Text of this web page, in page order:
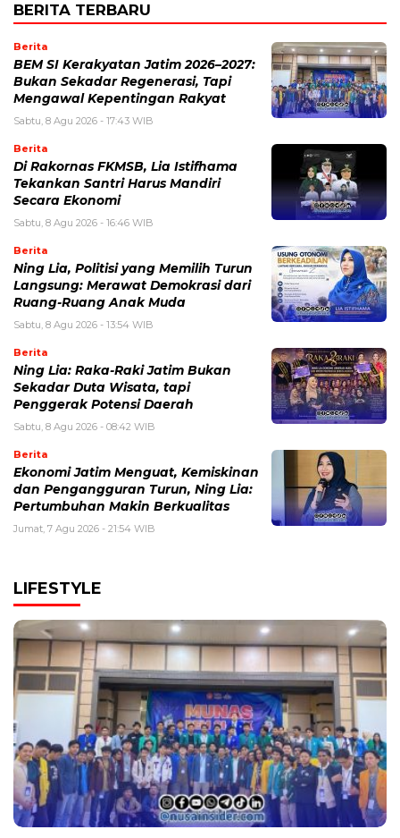
BERITA TERBARU
Berita
BEM SI Kerakyatan Jatim 2026–2027:
Bukan Sekadar Regenerasi, Tapi
Mengawal Kepentingan Rakyat
Sabtu, 8 Agu 2026 - 17:43 WIB
Berita
Di Rakornas FKMSB, Lia Istifhama
Tekankan Santri Harus Mandiri
Secara Ekonomi
Sabtu, 8 Agu 2026 - 16:46 WIB
Berita
Ning Lia, Politisi yang Memilih Turun
Langsung: Merawat Demokrasi dari
Ruang-Ruang Anak Muda
Sabtu, 8 Agu 2026 - 13:54 WIB
Berita
Ning Lia: Raka-Raki Jatim Bukan
Sekadar Duta Wisata, tapi
Penggerak Potensi Daerah
Sabtu, 8 Agu 2026 - 08:42 WIB
Berita
Ekonomi Jatim Menguat, Kemiskinan
dan Pengangguran Turun, Ning Lia:
Pertumbuhan Makin Berkualitas
Jumat, 7 Agu 2026 - 21:54 WIB
LIFESTYLE